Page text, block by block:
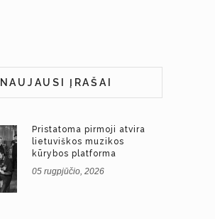
NAUJAUSI ĮRAŠAI
Pristatoma pirmoji atvira
lietuviškos muzikos
kūrybos platforma
05 rugpjūčio, 2026